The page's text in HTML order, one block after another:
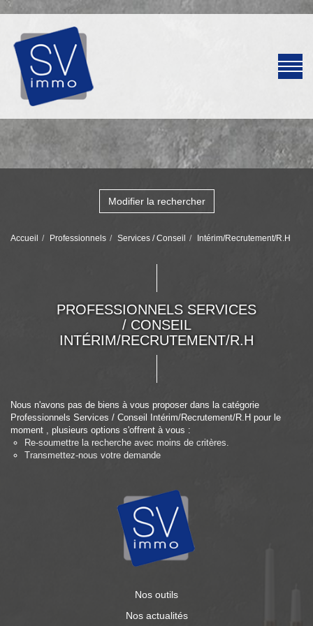
Modifier la rechercher
Accueil Professionnels Services / Conseil Intérim/Recrutement/R.H
PROFESSIONNELS SERVICES
/ CONSEIL
INTÉRIM/RECRUTEMENT/R.H
Nous n'avons pas de biens à vous proposer dans la catégorie
Professionnels Services / Conseil Intérim/Recrutement/R.H pour le
moment , plusieurs options s'offrent à vous :
Re-soumettre la recherche avec moins de critères.
Transmettez-nous votre demande
Nos outils
Nos actualités